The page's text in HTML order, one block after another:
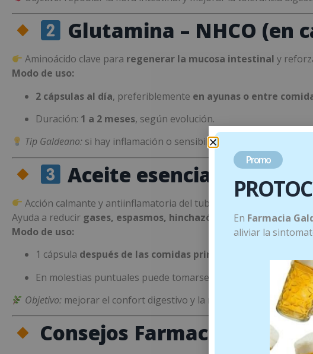
Glutamina – NHCO (en
Aminoácido clave para regenerar la mucosa intestinal y
Modo de uso:
2 cápsulas al día, preferiblemente en ayunas o entre
Duración: 1 a 2 meses, según evolución.
Tip Galdeano: si hay inflamación o sensibilidad digestiva,
Aceite esencial de
Acción calmante y antiinflamatoria del tubo digestivo.
Ayuda a reducir gases, espasmos, hinchazón y dolor abdominal,
Modo de uso:
1 cápsula después de las comidas principales (2 al día)
En molestias puntuales puede tomarse de forma ocasional.
Objetivo: mejorar el confort digestivo y la motilidad intestinal.
Consejos Farmacia
Promo
En Farmacia
aliviar la